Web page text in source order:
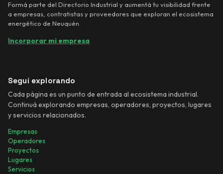
Formá parte del Directorio Industrial y aumentá tu visibilidad frente
a empresas, contratistas y proveedores que exploran el ecosistema
energético de Neuquén.
Incorporar mi empresa
Seguí explorando
Cada página es un punto de entrada al ecosistema industrial.
Continuá explorando empresas, operadores, proyectos, lugares
y servicios relacionados.
Empresas
Operadores
Proyectos
Lugares
Servicios